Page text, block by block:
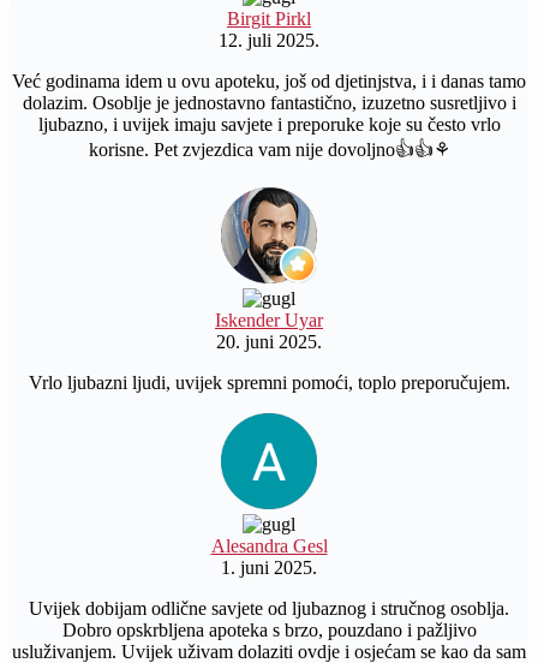
Birgit Pirkl
12. juli 2025.
Već godinama idem u ovu apoteku, još od djetinjstva, i i danas tamo
dolazim. Osoblje je jednostavno fantastično, izuzetno susretljivo i
ljubazno, i uvijek imaju savjete i preporuke koje su često vrlo
korisne. Pet zvjezdica vam nije dovoljno👍👍⚘️
Iskender Uyar
20. juni 2025.
Vrlo ljubazni ljudi, uvijek spremni pomoći, toplo preporučujem.
Alesandra Gesl
1. juni 2025.
Uvijek dobijam odlične savjete od ljubaznog i stručnog osoblja.
Dobro opskrbljena apoteka s brzo, pouzdano i pažljivo
usluživanjem. Uvijek uživam dolaziti ovdje i osjećam se kao da sam